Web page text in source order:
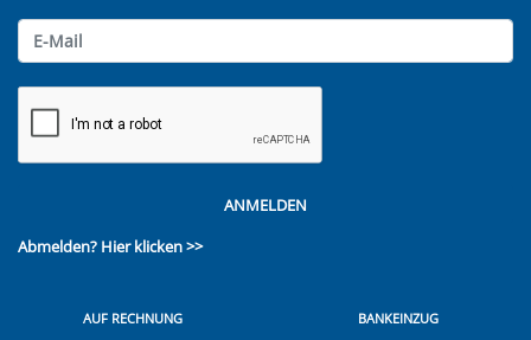
ANMELDEN
Abmelden? Hier klicken >>
AUF RECHNUNG BANKEINZUG